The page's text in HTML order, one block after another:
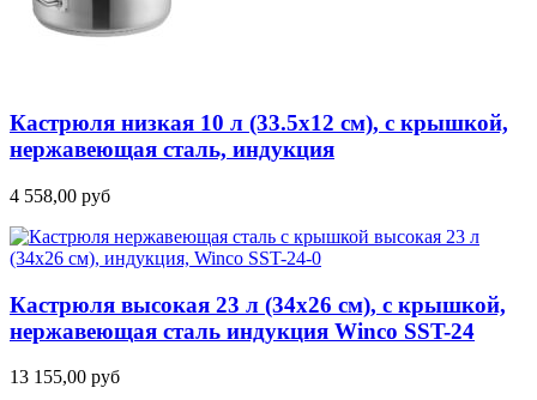
Кастрюля низкая 10 л (33.5х12 см), с крышкой,
нержавеющая сталь, индукция
4 558,00 руб
Кастрюля высокая 23 л (34х26 см), с крышкой,
нержавеющая сталь индукция Winco SST-24
13 155,00 руб